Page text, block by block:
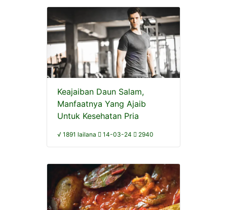
Keajaiban Daun Salam,
Manfaatnya Yang Ajaib
Untuk Kesehatan Pria
√ 1891 lailana 14-03-24 2940